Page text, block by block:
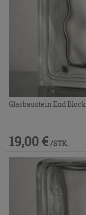
Glasbaustein End
19,00 € /STK.